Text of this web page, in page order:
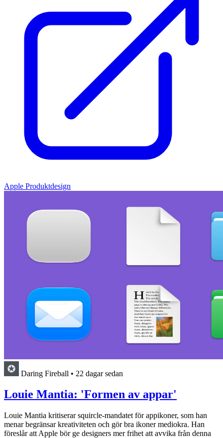
Apple Produktdesign
Daring Fireball • 22 dagar sedan
Louie Mantia: 'Formen av appar'
Louie Mantia kritiserar squircle-mandatet för appikoner, som han
menar begränsar kreativiteten och gör bra ikoner mediokra. Han
föreslår att Apple bör ge designers mer frihet att avvika från denna